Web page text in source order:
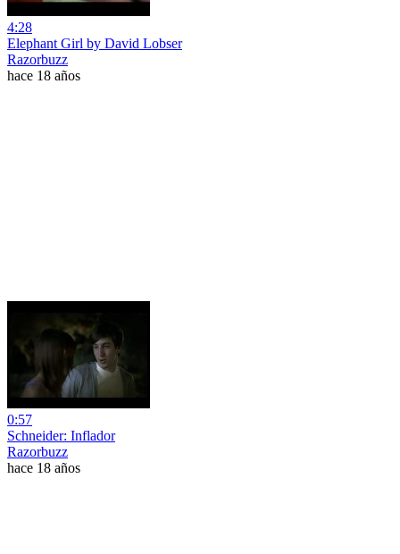
4:28
Elephant Girl by David Lobser
Razorbuzz
hace 18 años
0:57
Schneider: Inflador
Razorbuzz
hace 18 años